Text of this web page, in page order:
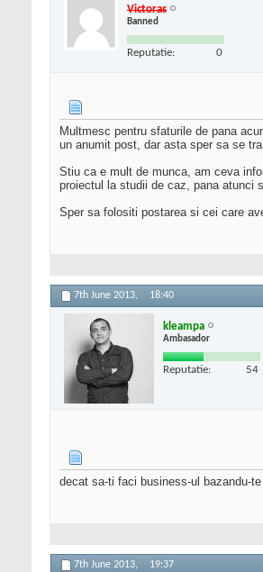
Victoras
Banned
Reputatie: 0
Multmesc pentru sfaturile de pana
un anumit post, dar asta sper sa se
Stiu ca e mult de munca, am ceva
proiectul la studii de caz, pana atunci
Sper sa folositi postarea si cei care
7th June 2013, 18:40
kleampa
Ambasador
Reputatie: 54
decat sa-ti faci business-ul bazandu-
7th June 2013, 19:37